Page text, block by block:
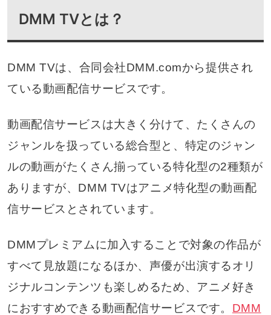
よくある質問
DMM TVとは？
DMM TVは、合同会社DMM.comから提供され
ている動画配信サービスです。
動画配信サービスは大きく分けて、たくさんの
ジャンルを扱っている総合型と、特定のジャン
ルの動画がたくさん揃っている特化型の2種類が
ありますが、DMM TVはアニメ特化型の動画配
信サービスとされています。
DMMプレミアムに加入することで対象の作品が
すべて見放題になるほか、声優が出演するオリ
ジナルコンテンツも楽しめるため、アニメ好き
におすすめできる動画配信サービスです。 DMM